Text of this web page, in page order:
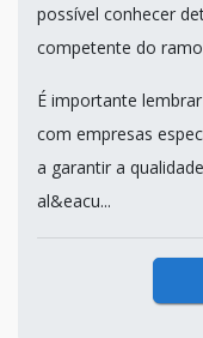
possível conhecer
competente do
É importante
com empresas
a garantir a
al&eacu...